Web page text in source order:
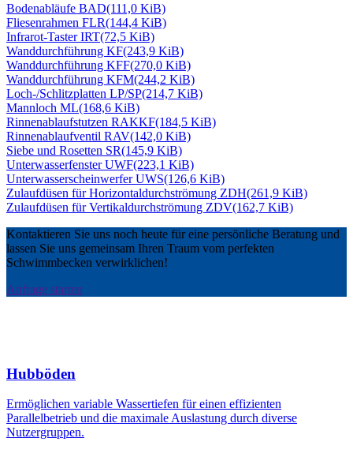
Bodenabläufe BAD(111,0 KiB)
Fliesenrahmen FLR(144,4 KiB)
Infrarot-Taster IRT(72,5 KiB)
Wanddurchführung KF(243,9 KiB)
Wanddurchführung KFF(270,0 KiB)
Wanddurchführung KFM(244,2 KiB)
Loch-/Schlitzplatten LP/SP(214,7 KiB)
Mannloch ML(168,6 KiB)
Rinnenablaufstutzen RAKKF(184,5 KiB)
Rinnenablaufventil RAV(142,0 KiB)
Siebe und Rosetten SR(145,9 KiB)
Unterwasserfenster UWF(223,1 KiB)
Unterwasserscheinwerfer UWS(126,6 KiB)
Zulaufdüsen für Horizontaldurchströmung ZDH(261,9 KiB)
Zulaufdüsen für Vertikaldurchströmung ZDV(162,7 KiB)
Kontaktieren Sie uns noch heute für eine persönliche Beratung und
lassen Sie uns gemeinsam Ihren Traum vom perfekten
Schwimmbecken verwirklichen!
Anfrage starten
Hubböden
Ermöglichen variable Wassertiefen für einen effizienten
Parallelbetrieb und die maximale Auslastung durch diverse
Nutzergruppen.